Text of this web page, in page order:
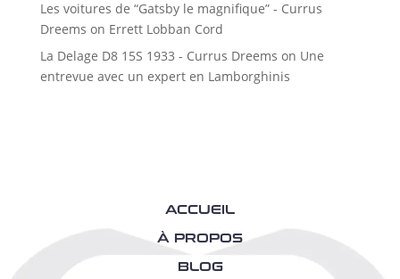
Les voitures de “Gatsby le magnifique” - Currus
Dreems on Errett Lobban Cord
La Delage D8 15S 1933 - Currus Dreems on Une
entrevue avec un expert en Lamborghinis
ACCUEIL
À PROPOS
BLOG